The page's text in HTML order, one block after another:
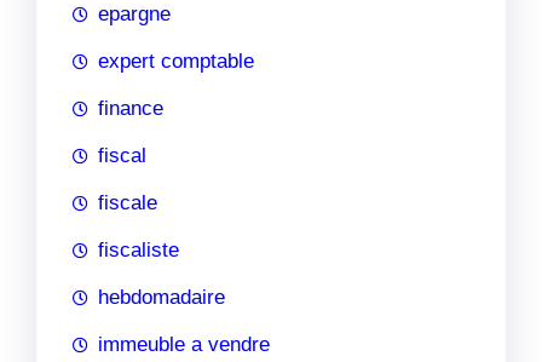
epargne
expert comptable
finance
fiscal
fiscale
fiscaliste
hebdomadaire
immeuble a vendre